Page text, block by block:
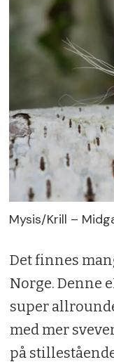
Mysis/Krill –
Det finnes
Norge. Denne
super
med mer
på